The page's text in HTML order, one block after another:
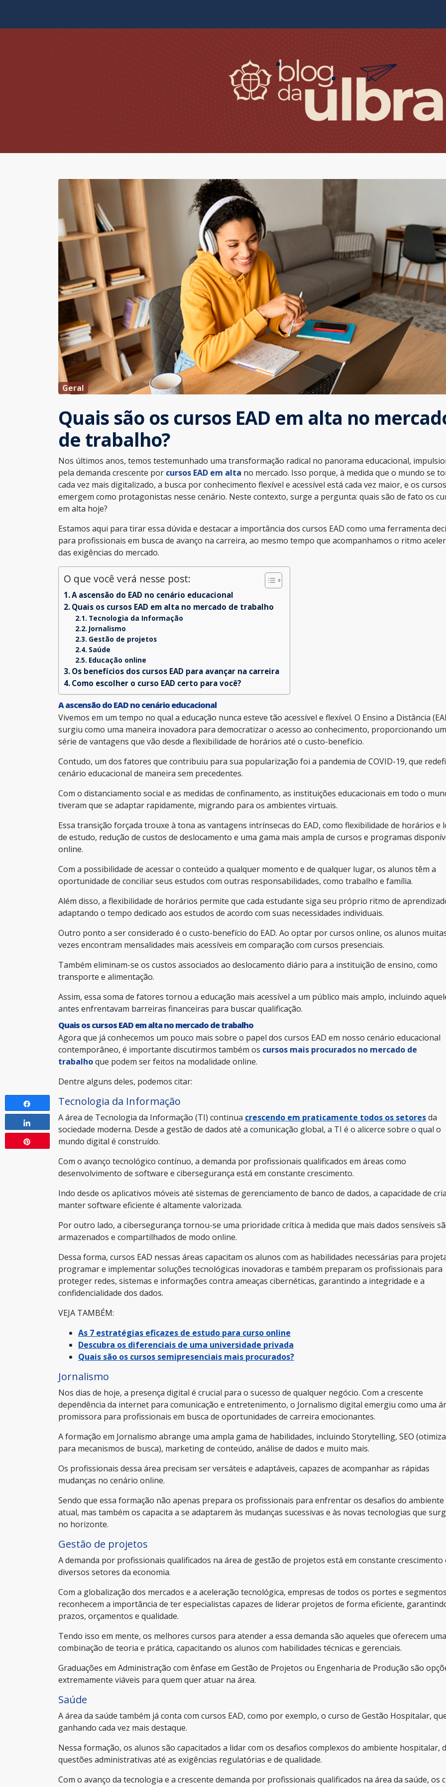
Geral
Quais são os cursos EAD em alta no
de trabalho?
Nos últimos anos, temos testemunhado uma transformação radical no panorama educacional,
pela demanda crescente por cursos EAD em alta no mercado. Isso porque, à medida que o mundo se
cada vez mais digitalizado, a busca por conhecimento flexível e acessível está cada vez maior, e os
emergem como protagonistas nesse cenário. Neste contexto, surge a pergunta: quais são de fato os
em alta hoje?
Estamos aqui para tirar essa dúvida e destacar a importância dos cursos EAD como uma ferramenta
para profissionais em busca de avanço na carreira, ao mesmo tempo que acompanhamos o ritmo
das exigências do mercado.
O que você verá nesse post:
A ascensão do EAD no cenário educacional
Quais os cursos EAD em alta no mercado de trabalho
Tecnologia da Informação
Jornalismo
Gestão de projetos
Saúde
Educação online
Os benefícios dos cursos EAD para avançar na carreira
Como escolher o curso EAD certo para você?
A ascensão do EAD no cenário educacional
Vivemos em um tempo no qual a educação nunca esteve tão acessível e flexível. O Ensino a Distância
surgiu como uma maneira inovadora para democratizar o acesso ao conhecimento, proporcionando
série de vantagens que vão desde a flexibilidade de horários até o custo-benefício.
Contudo, um dos fatores que contribuiu para sua popularização foi a pandemia de COVID-19, que
cenário educacional de maneira sem precedentes.
Com o distanciamento social e as medidas de confinamento, as instituições educacionais em todo o
tiveram que se adaptar rapidamente, migrando para os ambientes virtuais.
Essa transição forçada trouxe à tona as vantagens intrínsecas do EAD, como flexibilidade de horários e
de estudo, redução de custos de deslocamento e uma gama mais ampla de cursos e programas
online.
Com a possibilidade de acessar o conteúdo a qualquer momento e de qualquer lugar, os alunos têm a
oportunidade de conciliar seus estudos com outras responsabilidades, como trabalho e família.
Além disso, a flexibilidade de horários permite que cada estudante siga seu próprio ritmo de
adaptando o tempo dedicado aos estudos de acordo com suas necessidades individuais.
Outro ponto a ser considerado é o custo-benefício do EAD. Ao optar por cursos online, os alunos
vezes encontram mensalidades mais acessíveis em comparação com cursos presenciais.
Também eliminam-se os custos associados ao deslocamento diário para a instituição de ensino, como
transporte e alimentação.
Assim, essa soma de fatores tornou a educação mais acessível a um público mais amplo, incluindo
antes enfrentavam barreiras financeiras para buscar qualificação.
Quais os cursos EAD em alta no mercado de trabalho
Agora que já conhecemos um pouco mais sobre o papel dos cursos EAD em nosso cenário educacional
contemporâneo, é importante discutirmos também os cursos mais procurados no mercado de
trabalhoque podem ser feitos na modalidade online.
Dentre alguns deles, podemos citar:
Tecnologia da Informação
A área de Tecnologia da Informação (TI) continua crescendo em praticamente todos os setoresda
sociedade moderna. Desde a gestão de dados até a comunicação global, a TI é o alicerce sobre o qual o
mundo digital é construído.
Com o avanço tecnológico contínuo, a demanda por profissionais qualificados em áreas como
desenvolvimento de software e cibersegurança está em constante crescimento.
Indo desde os aplicativos móveis até sistemas de gerenciamento de banco de dados, a capacidade de
manter software eficiente é altamente valorizada.
Por outro lado, a cibersegurança tornou-se uma prioridade crítica à medida que mais dados sensíveis
armazenados e compartilhados de modo online.
Dessa forma, cursos EAD nessas áreas capacitam os alunos com as habilidades necessárias para
programar e implementar soluções tecnológicas inovadoras e também preparam os profissionais para
proteger redes, sistemas e informações contra ameaças cibernéticas, garantindo a integridade e a
confidencialidade dos dados.
VEJA TAMBÉM:
As 7 estratégias eficazes de estudo para curso online
Descubra os diferenciais de uma universidade privada
Quais são os cursos semipresenciais mais procurados?
Jornalismo
Nos dias de hoje, a presença digital é crucial para o sucesso de qualquer negócio. Com a crescente
dependência da internet para comunicação e entretenimento, o Jornalismo digital emergiu como uma
promissora para profissionais em busca de oportunidades de carreira emocionantes.
A formação em Jornalismo abrange uma ampla gama de habilidades, incluindo Storytelling, SEO
para mecanismos de busca), marketing de conteúdo, análise de dados e muito mais.
Os profissionais dessa área precisam ser versáteis e adaptáveis, capazes de acompanhar as rápidas
mudanças no cenário online.
Sendo que essa formação não apenas prepara os profissionais para enfrentar os desafios do
atual, mas também os capacita a se adaptarem às mudanças sucessivas e às novas tecnologias que
no horizonte.
Gestão de projetos
A demanda por profissionais qualificados na área de gestão de projetos está em constante crescimento
diversos setores da economia.
Com a globalização dos mercados e a aceleração tecnológica, empresas de todos os portes e segmentos
reconhecem a importância de ter especialistas capazes de liderar projetos de forma eficiente,
prazos, orçamentos e qualidade.
Tendo isso em mente, os melhores cursos para atender a essa demanda são aqueles que oferecem uma
combinação de teoria e prática, capacitando os alunos com habilidades técnicas e gerenciais.
Graduações em Administração com ênfase em Gestão de Projetos ou Engenharia de Produção são
extremamente viáveis para quem quer atuar na área.
Saúde
A área da saúde também já conta com cursos EAD, como por exemplo, o curso de Gestão Hospitalar,
ganhando cada vez mais destaque.
Nessa formação, os alunos são capacitados a lidar com os desafios complexos do ambiente hospitalar,
questões administrativas até as exigências regulatórias e de qualidade.
Com o avanço da tecnologia e a crescente demanda por profissionais qualificados na área da saúde, os
Compartilhar
Compartilhar